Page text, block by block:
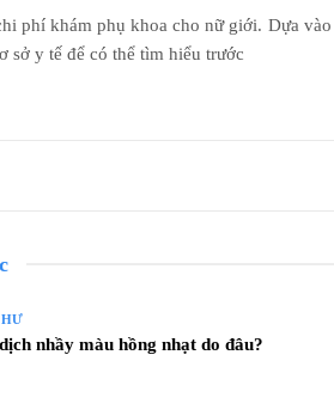
phí khám phụ khoa cho nữ giới. Dựa
sở y tế để có thể tìm hiểu trước
nhầy màu hồng nhạt do đâu?